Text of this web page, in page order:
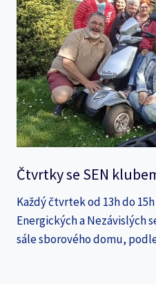
Čtvrtky se SEN
Každý čtvrtek od 13h do
Energických a Nezávislých
sále sborového domu,